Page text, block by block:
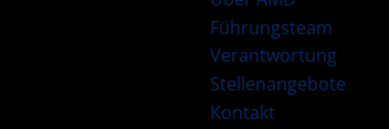
Führungsteam
Verantwortung
Stellenangebote
Kontakt